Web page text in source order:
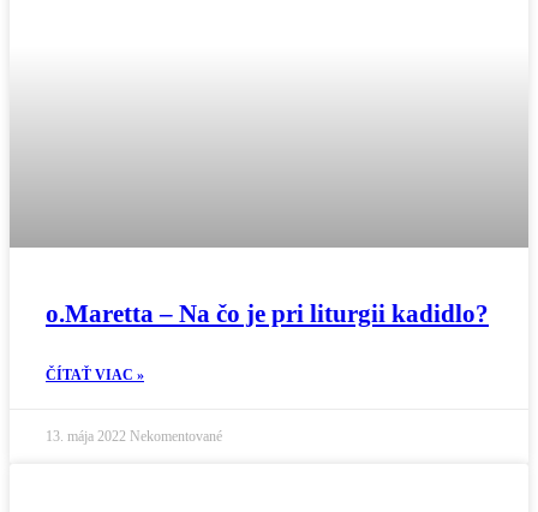
o.Maretta – Na čo je pri liturgii kadidlo?
ČÍTAŤ VIAC »
13. mája 2022 Nekomentované